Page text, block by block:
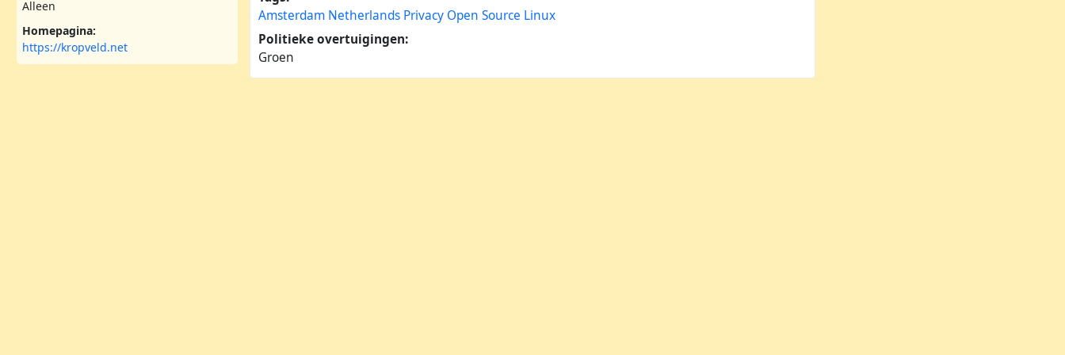
Alleen
Homepagina:
https://kropveld.net
Amsterdam Netherlands Privacy Open Source Linux
Politieke overtuigingen:
Groen